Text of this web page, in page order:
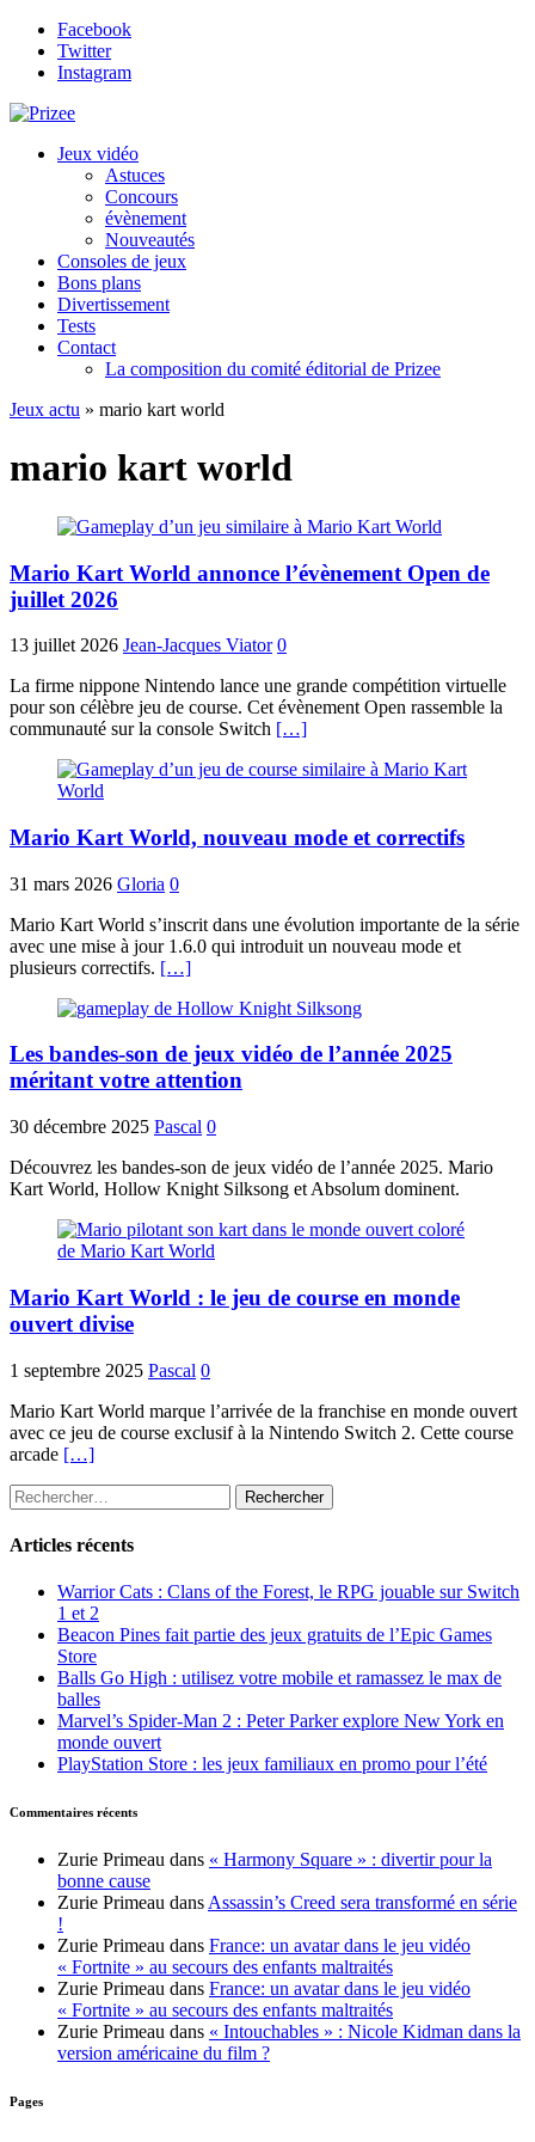
Facebook
Twitter
Instagram
Jeux vidéo
Astuces
Concours
évènement
Nouveautés
Consoles de jeux
Bons plans
Divertissement
Tests
Contact
La composition du comité éditorial de Prizee
Jeux actu » mario kart world
mario kart world
Mario Kart World annonce l’évènement Open de
juillet 2026
13 juillet 2026 Jean-Jacques Viator 0
La firme nippone Nintendo lance une grande compétition virtuelle
pour son célèbre jeu de course. Cet évènement Open rassemble la
communauté sur la console Switch […]
Mario Kart World, nouveau mode et correctifs
31 mars 2026 Gloria 0
Mario Kart World s’inscrit dans une évolution importante de la série
avec une mise à jour 1.6.0 qui introduit un nouveau mode et
plusieurs correctifs. […]
Les bandes-son de jeux vidéo de l’année 2025
méritant votre attention
30 décembre 2025 Pascal 0
Découvrez les bandes-son de jeux vidéo de l’année 2025. Mario
Kart World, Hollow Knight Silksong et Absolum dominent.
Mario Kart World : le jeu de course en monde
ouvert divise
1 septembre 2025 Pascal 0
Mario Kart World marque l’arrivée de la franchise en monde ouvert
avec ce jeu de course exclusif à la Nintendo Switch 2. Cette course
arcade […]
Rechercher :
Articles récents
Warrior Cats : Clans of the Forest, le RPG jouable sur Switch
1 et 2
Beacon Pines fait partie des jeux gratuits de l’Epic Games
Store
Balls Go High : utilisez votre mobile et ramassez le max de
balles
Marvel’s Spider-Man 2 : Peter Parker explore New York en
monde ouvert
PlayStation Store : les jeux familiaux en promo pour l’été
Commentaires récents
Zurie Primeau dans « Harmony Square » : divertir pour la
bonne cause
Zurie Primeau dans Assassin’s Creed sera transformé en série
!
Zurie Primeau dans France: un avatar dans le jeu vidéo
« Fortnite » au secours des enfants maltraités
Zurie Primeau dans France: un avatar dans le jeu vidéo
« Fortnite » au secours des enfants maltraités
Zurie Primeau dans « Intouchables » : Nicole Kidman dans la
version américaine du film ?
Pages